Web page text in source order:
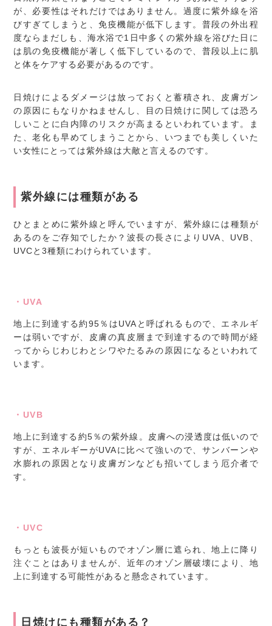
が、必要性はそれだけではありません。過度に紫外線を浴
びすぎてしまうと、免疫機能が低下します。普段の外出程
度ならまだしも、海水浴で1日中多くの紫外線を浴びた日に
は肌の免疫機能が著しく低下しているので、普段以上に肌
と体をケアする必要があるのです。
日焼けによるダメージは放っておくと蓄積され、皮膚ガン
の原因にもなりかねませんし、目の日焼けに関しては恐ろ
しいことに白内障のリスクが高まるといわれています。ま
た、老化も早めてしまうことから、いつまでも美しくいた
い女性にとっては紫外線は大敵と言えるのです。
紫外線には種類がある
ひとまとめに紫外線と呼んでいますが、紫外線には種類が
あるのをご存知でしたか？波長の長さによりUVA、UVB、
UVCと3種類にわけられています。
・UVA
地上に到達する約95％はUVAと呼ばれるもので、エネルギ
ーは弱いですが、皮膚の真皮層まで到達するので時間が経
ってからじわじわとシワやたるみの原因になるといわれて
います。
・UVB
地上に到達する約5％の紫外線。皮膚への浸透度は低いので
すが、エネルギーがUVAに比べて強いので、サンバーンや
水膨れの原因となり皮膚ガンなども招いてしまう厄介者で
す。
・UVC
もっとも波長が短いものでオゾン層に遮られ、地上に降り
注ぐことはありませんが、近年のオゾン層破壊により、地
上に到達する可能性があると懸念されています。
日焼けにも種類がある？